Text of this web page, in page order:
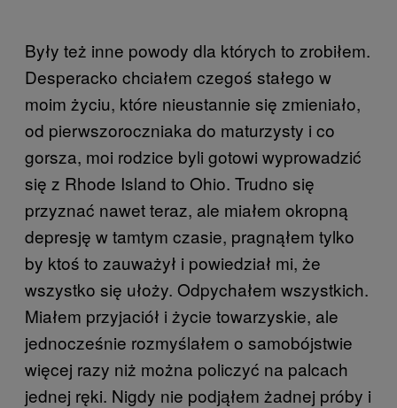
Były też inne powody dla których to zrobiłem.
Desperacko chciałem czegoś stałego w
moim życiu, które nieustannie się zmieniało,
od pierwszoroczniaka do maturzysty i co
gorsza, moi rodzice byli gotowi wyprowadzić
się z Rhode Island to Ohio. Trudno się
przyznać nawet teraz, ale miałem okropną
depresję w tamtym czasie, pragnąłem tylko
by ktoś to zauważył i powiedział mi, że
wszystko się ułoży. Odpychałem wszystkich.
Miałem przyjaciół i życie towarzyskie, ale
jednocześnie rozmyślałem o samobójstwie
więcej razy niż można policzyć na palcach
jednej ręki. Nigdy nie podjąłem żadnej próby i